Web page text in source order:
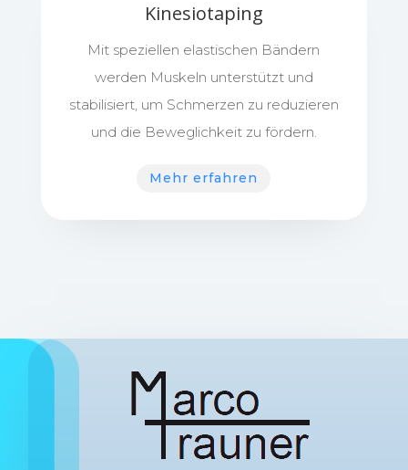
Kinesiotaping
Mit speziellen elastischen Bändern
werden Muskeln unterstützt und
stabilisiert, um Schmerzen zu reduzieren
und die Beweglichkeit zu fördern.
Mehr erfahren